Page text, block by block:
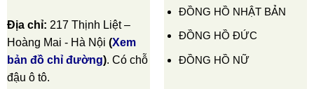
Địa chỉ: 217 Thịnh Liệt –
Hoàng Mai - Hà Nội (Xem
bản đồ chỉ đường). Có chỗ
đậu ô tô.
ĐỒNG HỒ NHẬT BẢN
ĐỒNG HỒ ĐỨC
ĐỒNG HỒ NỮ